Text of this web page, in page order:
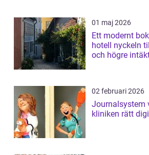
01 maj 2026
Ett modernt
hotell nyckeln till nöjdare gäster
och högre
02 februari 2026
Journalsystem
kliniken rätt